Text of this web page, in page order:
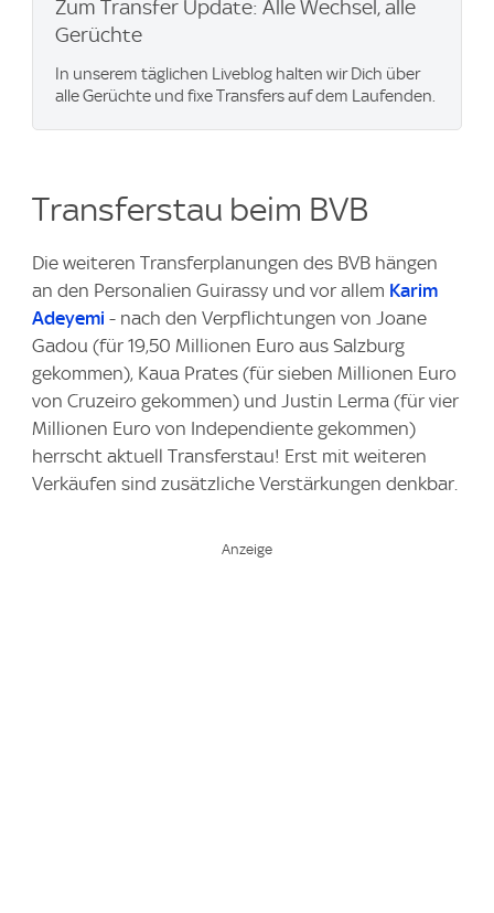
Zum Transfer Update: Alle Wechsel, alle
Gerüchte
In unserem täglichen Liveblog halten wir Dich über
alle Gerüchte und fixe Transfers auf dem Laufenden.
Transferstau beim BVB
Die weiteren Transferplanungen des BVB hängen
an den Personalien Guirassy und vor allem Karim
Adeyemi - nach den Verpflichtungen von Joane
Gadou (für 19,50 Millionen Euro aus Salzburg
gekommen), Kaua Prates (für sieben Millionen Euro
von Cruzeiro gekommen) und Justin Lerma (für vier
Millionen Euro von Independiente gekommen)
herrscht aktuell Transferstau! Erst mit weiteren
Verkäufen sind zusätzliche Verstärkungen denkbar.